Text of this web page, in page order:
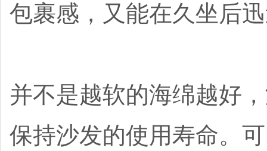
包裹感，又能在久坐后
并不是越软的海绵越好
保持沙发的使用寿命。